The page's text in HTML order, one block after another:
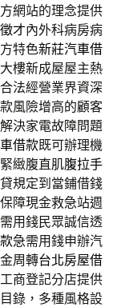
網站的理念提供
才內外科病房病
特色新莊汽車借
樓新成屋屋主熱
法經營業界資深
風險增高的顧客
決家電故障問題
借款既可辦理機
緻腹直肌腹拉手
規定到當鋪借錢
障現金救急站週
用錢民眾誠信透
急需用錢申辦汽
周轉台北房屋借
商登記分店提供
錄，多種風格設